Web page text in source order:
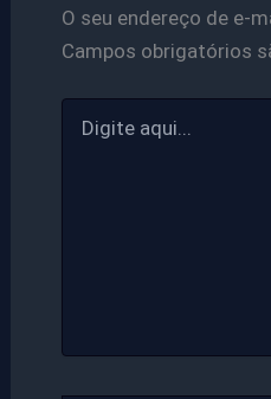
O seu endereço de e-
Campos obrigatórios
aqui...